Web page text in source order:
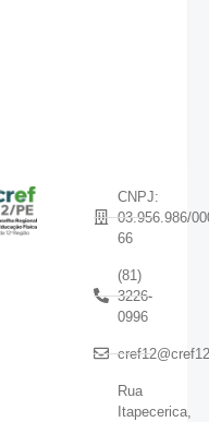
CNPJ:
03.956.986/
66
(81)
3226-
0996
Rua
Itapecerica,